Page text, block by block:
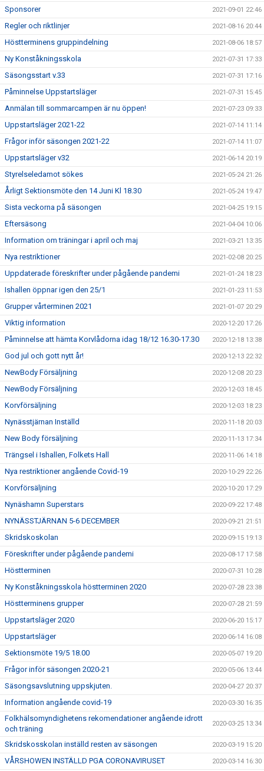
Sponsorer 2021-09-01 22:46
Regler och riktlinjer 2021-08-16 20:44
Höstterminens gruppindelning 2021-08-06 18:57
Ny Konståkningsskola 2021-07-31 17:33
Säsongsstart v.33 2021-07-31 17:16
Påminnelse Uppstartsläger 2021-07-31 15:45
Anmälan till sommarcampen är nu öppen! 2021-07-23 09:33
Uppstartsläger 2021-22 2021-07-14 11:14
Frågor inför säsongen 2021-22 2021-07-14 11:07
Uppstartsläger v32 2021-06-14 20:19
Styrelseledamot sökes 2021-05-24 21:26
Årligt Sektionsmöte den 14 Juni Kl 18.30 2021-05-24 19:47
Sista veckorna på säsongen 2021-04-25 19:15
Eftersäsong 2021-04-04 10:06
Information om träningar i april och maj 2021-03-21 13:35
Nya restriktioner 2021-02-08 20:25
Uppdaterade föreskrifter under pågående pandemi 2021-01-24 18:23
Ishallen öppnar igen den 25/1 2021-01-23 11:53
Grupper vårterminen 2021 2021-01-07 20:29
Viktig information 2020-12-20 17:26
Påminnelse att hämta Korvlådorna idag 18/12 16.30-17.30 2020-12-18 13:38
God jul och gott nytt år! 2020-12-13 22:32
NewBody Försäljning 2020-12-08 20:23
NewBody Försäljning 2020-12-03 18:45
Korvförsäljning 2020-12-03 18:23
Nynässtjärnan Inställd 2020-11-18 20:03
New Body försäljning 2020-11-13 17:34
Trängsel i Ishallen, Folkets Hall 2020-11-06 14:18
Nya restriktioner angående Covid-19 2020-10-29 22:26
Korvförsäljning 2020-10-20 17:29
Nynäshamn Superstars 2020-09-22 17:48
NYNÄSSTJÄRNAN 5-6 DECEMBER 2020-09-21 21:51
Skridskoskolan 2020-09-15 19:13
Föreskrifter under pågående pandemi 2020-08-17 17:58
Höstterminen 2020-07-31 10:28
Ny Konståkningsskola höstterminen 2020 2020-07-28 23:38
Höstterminens grupper 2020-07-28 21:59
Uppstartsläger 2020 2020-06-20 15:17
Uppstartsläger 2020-06-14 16:08
Sektionsmöte 19/5 18.00 2020-05-07 19:20
Frågor inför säsongen 2020-21 2020-05-06 13:44
Säsongsavslutning uppskjuten. 2020-04-27 20:37
Information angående covid-19 2020-03-30 16:35
Folkhälsomyndighetens rekomendationer angående idrott
och träning
2020-03-25 13:34
Skridskosskolan inställd resten av säsongen 2020-03-19 15:20
VÅRSHOWEN INSTÄLLD PGA CORONAVIRUSET 2020-03-14 16:30